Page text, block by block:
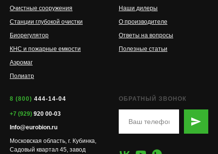
Очистные сооружения
Станции глубокой очистки
Биорегулятор
КНС и пожарные емкости
Аэромаг
Полиатр
Наши дилеры
О производителе
Ответы на вопросы
Полезные статьи
8 (800) 444-14-04
+7 (929) 920 00-03
Info@eurobion.ru
Московская область, г. Кубинка,
Садовый квартал 45, завод
ОБРАТНЫЙ ЗВОНОК